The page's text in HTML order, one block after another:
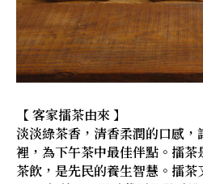
【 客家擂茶由來 】
淡淡綠茶香，清香柔潤的口感
裡，為下午茶中最佳伴點。擂
茶飲，是先民的養生智慧。擂